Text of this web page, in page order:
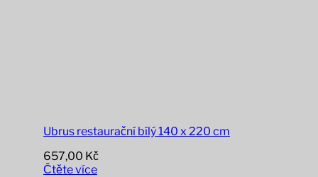
Ubrus restaurační bílý 140 x 220 cm
657,00 Kč
Čtěte více